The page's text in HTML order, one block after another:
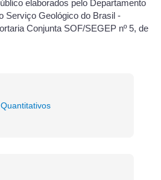
elaborados pelo Departamento
Serviço Geológico do Brasil -
Conjunta SOF/SEGEP nº 5, de
Quantitativos